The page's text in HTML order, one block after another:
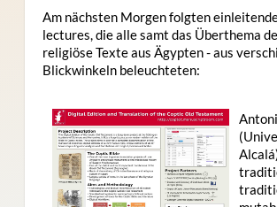
Am nächsten Morgen folgten
lectures, die alle samt das Überthema
religiöse Texte aus Ägypten - aus
Blickwinkeln beleuchteten: